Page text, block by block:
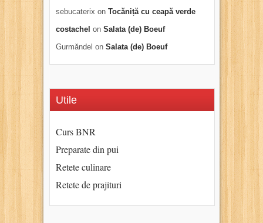
sebucaterix on Tocăniță cu ceapă verde
costachel on Salata (de) Boeuf
Gurmăndel on Salata (de) Boeuf
Utile
Curs BNR
Preparate din pui
Retete culinare
Retete de prajituri